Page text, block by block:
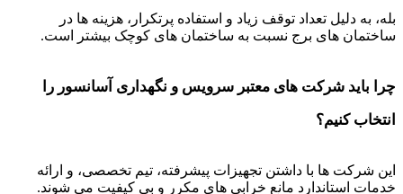
بله، به دلیل تعداد توقف زیاد و استفاده پرتکرار، هزینه ها در
ساختمان های برج نسبت به ساختمان های کوچک بیشتر است.
چرا باید شرکت های معتبر سرویس و نگهداری آسانسور را
انتخاب کنیم؟
این شرکت ها با داشتن تجهیزات پیشرفته، تیم تخصصی، و ارائه
خدمات استاندارد مانع خرابی های مکرر و بی کیفیت می شوند.